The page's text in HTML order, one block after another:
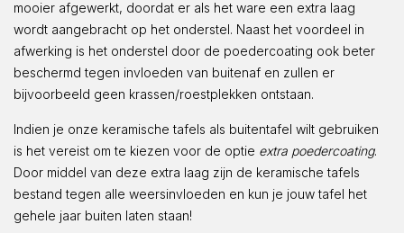
mooier afgewerkt, doordat er als het ware een extra laag
wordt aangebracht op het onderstel. Naast het voordeel in
afwerking is het onderstel door de poedercoating ook beter
beschermd tegen invloeden van buitenaf en zullen er
bijvoorbeeld geen krassen/roestplekken ontstaan.
Indien je onze keramische tafels als buitentafel wilt gebruiken
is het vereist om te kiezen voor de optie extra poedercoating.
Door middel van deze extra laag zijn de keramische tafels
bestand tegen alle weersinvloeden en kun je jouw tafel het
gehele jaar buiten laten staan!